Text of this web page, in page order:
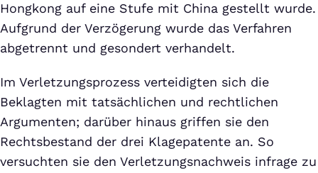
Hongkong auf eine Stufe mit China gestellt wurde.
Aufgrund der Verzögerung wurde das Verfahren
abgetrennt und gesondert verhandelt.
Im Verletzungsprozess verteidigten sich die
Beklagten mit tatsächlichen und rechtlichen
Argumenten; darüber hinaus griffen sie den
Rechtsbestand der drei Klagepatente an. So
versuchten sie den Verletzungsnachweis infrage zu